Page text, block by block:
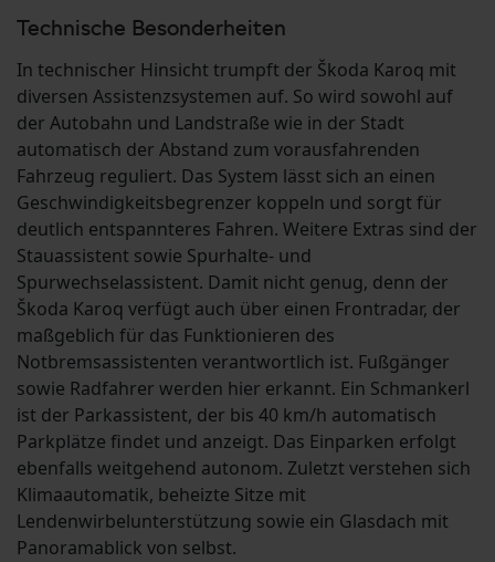
Technische Besonderheiten
In technischer Hinsicht trumpft der Škoda Karoq mit
diversen Assistenzsystemen auf. So wird sowohl auf
der Autobahn und Landstraße wie in der Stadt
automatisch der Abstand zum vorausfahrenden
Fahrzeug reguliert. Das System lässt sich an einen
Geschwindigkeitsbegrenzer koppeln und sorgt für
deutlich entspannteres Fahren. Weitere Extras sind der
Stauassistent sowie Spurhalte- und
Spurwechselassistent. Damit nicht genug, denn der
Škoda Karoq verfügt auch über einen Frontradar, der
maßgeblich für das Funktionieren des
Notbremsassistenten verantwortlich ist. Fußgänger
sowie Radfahrer werden hier erkannt. Ein Schmankerl
ist der Parkassistent, der bis 40 km/h automatisch
Parkplätze findet und anzeigt. Das Einparken erfolgt
ebenfalls weitgehend autonom. Zuletzt verstehen sich
Klimaautomatik, beheizte Sitze mit
Lendenwirbelunterstützung sowie ein Glasdach mit
Panoramablick von selbst.